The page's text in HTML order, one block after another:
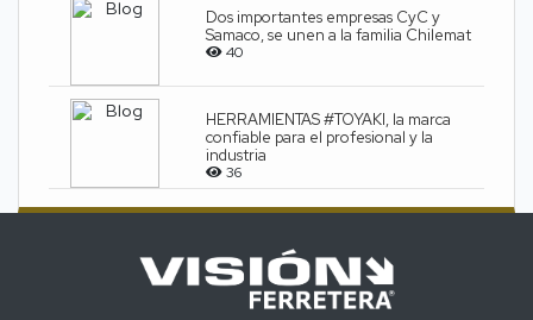
Dos importantes empresas CyC y
Samaco, se unen a la familia Chilemat
40
HERRAMIENTAS #TOYAKI, la marca
confiable para el profesional y la
industria
36